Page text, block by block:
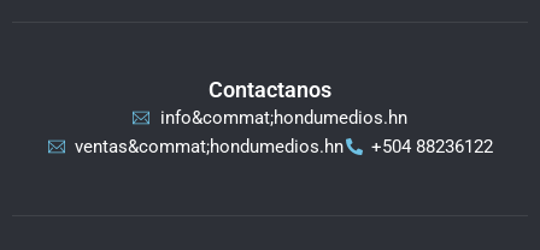
Contactanos
info&commat;hondumedios.hn
ventas&commat;hondumedios.hn
+504 88236122